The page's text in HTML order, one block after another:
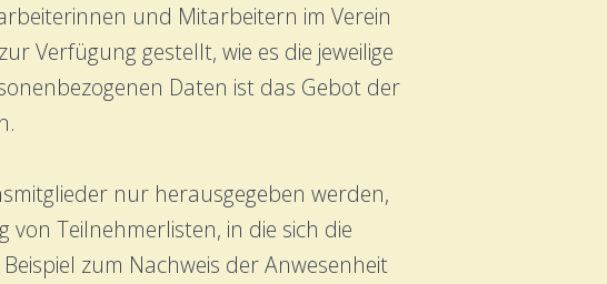
und Mitarbeitern im Verein
Verfügung gestellt, wie es die jeweilige
Daten ist das Gebot der
nur herausgegeben werden,
Teilnehmerlisten, in die sich die
zum Nachweis der Anwesenheit